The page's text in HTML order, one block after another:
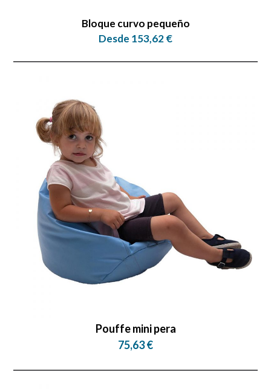
Bloque curvo pequeño
Desde 153,62 €
Pouffe mini pera
75,63 €